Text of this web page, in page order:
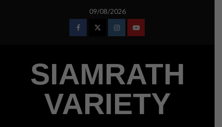
09/08/2026
FacebookTwitterInstagramYoutube
SIAMRATH
VARIETY